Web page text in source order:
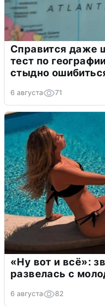
Справится даже
тест по
стыдно
6 августа 71
«Ну вот и всё»:
развелась с
6 августа 82